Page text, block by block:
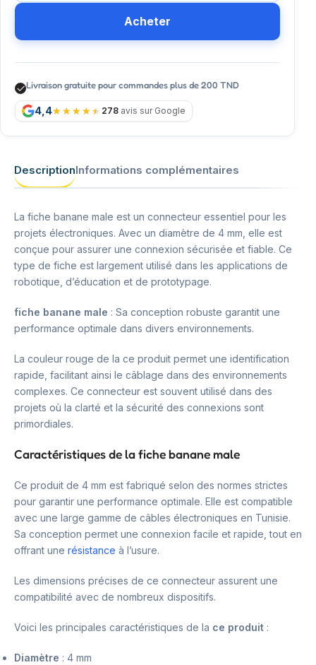
Acheter
Livraison gratuite pour commandes plus de 200 TND
4,4 278 avis sur Google
DescriptionInformations complémentaires
La fiche banane male est un connecteur essentiel pour les
projets électroniques. Avec un diamètre de 4 mm, elle est
conçue pour assurer une connexion sécurisée et fiable. Ce
type de fiche est largement utilisé dans les applications de
robotique, d’éducation et de prototypage.
fiche banane male : Sa conception robuste garantit une
performance optimale dans divers environnements.
La couleur rouge de la ce produit permet une identification
rapide, facilitant ainsi le câblage dans des environnements
complexes. Ce connecteur est souvent utilisé dans des
projets où la clarté et la sécurité des connexions sont
primordiales.
Caractéristiques de la fiche banane male
Ce produit de 4 mm est fabriqué selon des normes strictes
pour garantir une performance optimale. Elle est compatible
avec une large gamme de câbles électroniques en Tunisie.
Sa conception permet une connexion facile et rapide, tout en
offrant une résistance à l’usure.
Les dimensions précises de ce connecteur assurent une
compatibilité avec de nombreux dispositifs.
Voici les principales caractéristiques de la ce produit :
Diamètre : 4 mm